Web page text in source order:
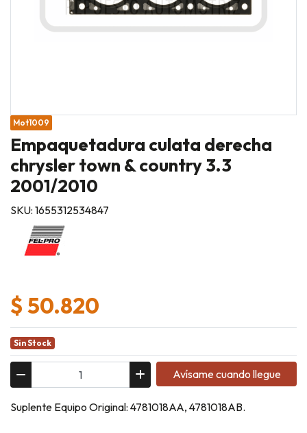
Mot1009
Empaquetadura culata derecha
chrysler town & country 3.3
2001/2010
SKU: 1655312534847
$ 50.820
Sin Stock
Avísame cuando llegue
Suplente Equipo Original: 4781018AA, 4781018AB.